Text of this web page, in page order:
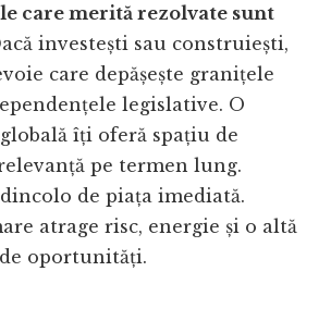
care merită rezolvate sunt
investești sau construiești,
care depășește granițele
legislative. O
îți oferă spațiu de
pe termen lung.
de piața imediată.
atrage risc, energie și o altă
oportunități.